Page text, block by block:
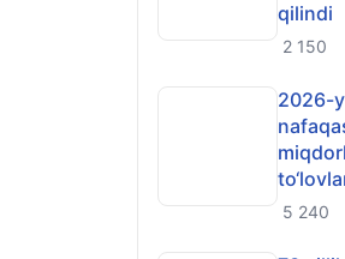
qilindi
2 150
2026-
5 240